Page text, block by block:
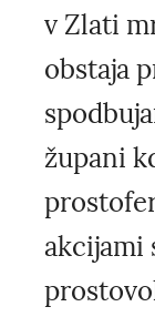
v Zlati
obstaja
župani
akcijami